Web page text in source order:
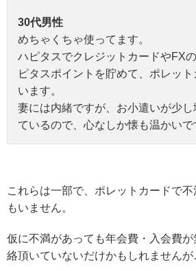
30代男性
めちゃくちゃ使ってます。
ハピタスでクレジットカードやFX
ピタスポイントを貯めて、ポレッ
います。
妻には内緒ですが、お小遣いが少
ているので、心なしか懐も温かいで
これらは一部で、ポレットカードで
もいません。
仮に不満があっても年会費・入会費
絡頂いていないだけかもしれません